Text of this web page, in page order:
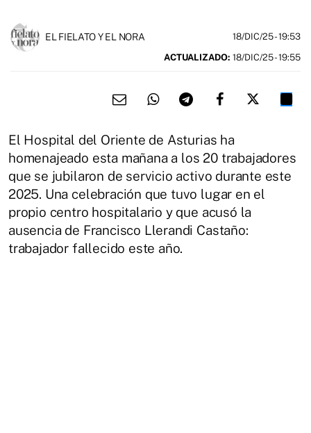
EL FIELATO Y EL NORA 18/DIC/25- 19:53
ACTUALIZADO: 18/DIC/25 - 19:55
El Hospital del Oriente de Asturias ha
homenajeado esta mañana a los 20 trabajadores
que se jubilaron de servicio activo durante este
2025. Una celebración que tuvo lugar en el
propio centro hospitalario y que acusó la
ausencia de Francisco Llerandi Castaño:
trabajador fallecido este año.